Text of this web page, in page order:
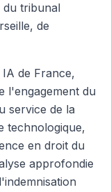
du tribunal
de
de France,
l'engagement du
service de la
technologique,
en droit du
approfondie